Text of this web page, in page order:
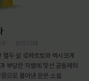
열두 살 로베르토와 멕시코계
부당한 차별에 맞선 공동체의
으로 풀어낸 운문 소설.